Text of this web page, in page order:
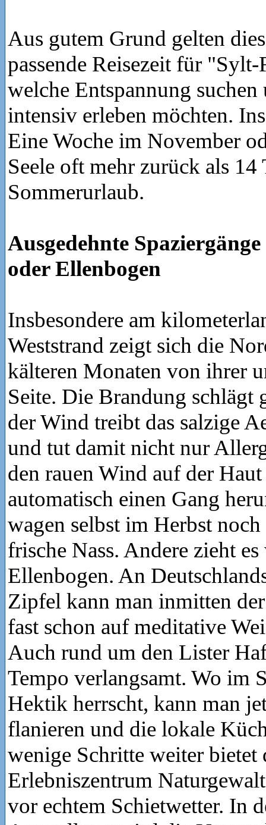
Aus gutem Grund gelten
passende Reisezeit für
welche Entspannung
intensiv erleben möchten.
Eine Woche im November
Seele oft mehr zurück als 14
Sommerurlaub.
Ausgedehnte
oder Ellenbogen
Insbesondere am
Weststrand zeigt sich die
kälteren Monaten von ihrer
Seite. Die Brandung schlägt
der Wind treibt das salzige
und tut damit nicht nur
den rauen Wind auf der
automatisch einen Gang
wagen selbst im Herbst
frische Nass. Andere zieht
Ellenbogen. An
Zipfel kann man inmitten
fast schon auf meditative
Auch rund um den Lister
Tempo verlangsamt. Wo im
Hektik herrscht, kann man
flanieren und die lokale
wenige Schritte weiter bietet
Erlebniszentrum
vor echtem Schietwetter. In